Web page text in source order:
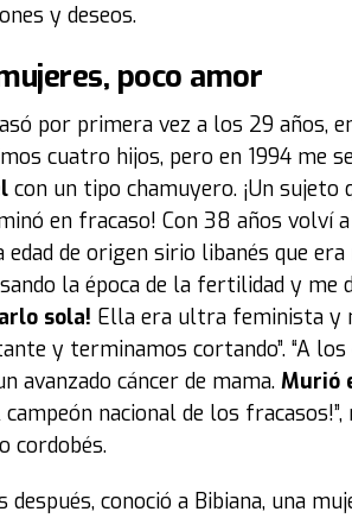
y deseos.
poco amor
por primera vez a los 29 años,
cuatro hijos, pero en 1994 me
con un tipo chamuyero. ¡Un
en fracaso! Con 38 años volví
edad de origen sirio libanés que
la época de la fertilidad y me
sola! Ella era ultra feminista y
y terminamos cortando”. “A
avanzado cáncer de mama. Murió
nacional de los
cordobés.
después, conoció a Bibiana, una